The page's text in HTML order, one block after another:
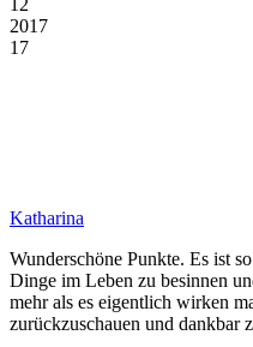
2017
17
Katharina
Wunderschöne Punkte. Es ist
Dinge im Leben zu besinnen
mehr als es eigentlich wirken
zurückzuschauen und dankbar